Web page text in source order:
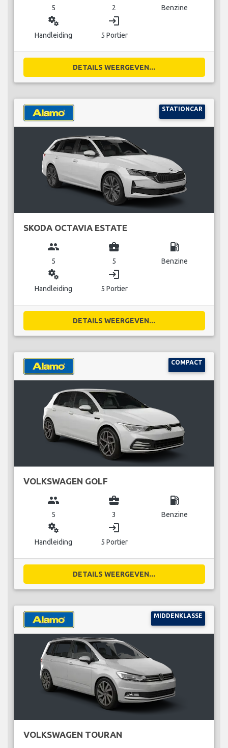
5 2 Benzine
miscellaneous_services
Handleiding
login
5 Portier
DETAILS WEERGEVEN...
STATIONCAR
SKODA OCTAVIA ESTATE
group
5
business_center
5
local_gas_station
Benzine
miscellaneous_services
Handleiding
login
5 Portier
DETAILS WEERGEVEN...
COMPACT
VOLKSWAGEN GOLF
group
5
business_center
3
local_gas_station
Benzine
miscellaneous_services
Handleiding
login
5 Portier
DETAILS WEERGEVEN...
MIDDENKLASSE
VOLKSWAGEN TOURAN